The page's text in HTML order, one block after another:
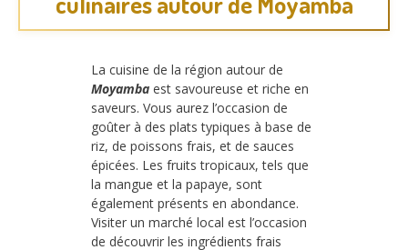
La cuisine de la région autour de
Moyamba est savoureuse et riche en
saveurs. Vous aurez l’occasion de
goûter à des plats typiques à base de
riz, de poissons frais, et de sauces
épicées. Les fruits tropicaux, tels que
la mangue et la papaye, sont
également présents en abondance.
Visiter un marché local est l’occasion
de découvrir les ingrédients frais